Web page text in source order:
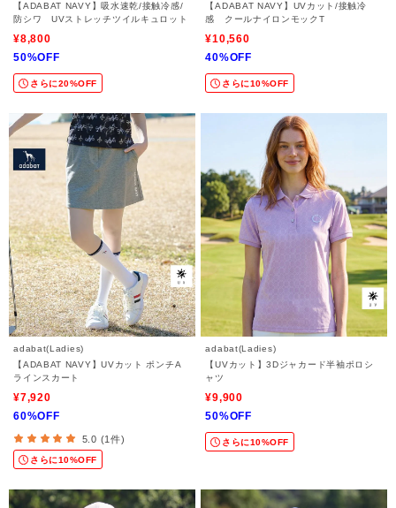
【ADABAT NAVY】吸水速乾/接触冷感/
防シワ UVストレッチツイルキュロット
¥8,800
50%OFF
さらに20%OFF
【ADABAT NAVY】UVカット/接触冷
感 クールナイロンモックT
¥10,560
40%OFF
さらに10%OFF
adabat(Ladies)
【ADABAT NAVY】UVカット ポンチA
ラインスカート
¥7,920
60%OFF
5.0 (1件)
さらに10%OFF
adabat(Ladies)
【UVカット】3Dジャカード半袖ポロシ
ャツ
¥9,900
50%OFF
さらに10%OFF